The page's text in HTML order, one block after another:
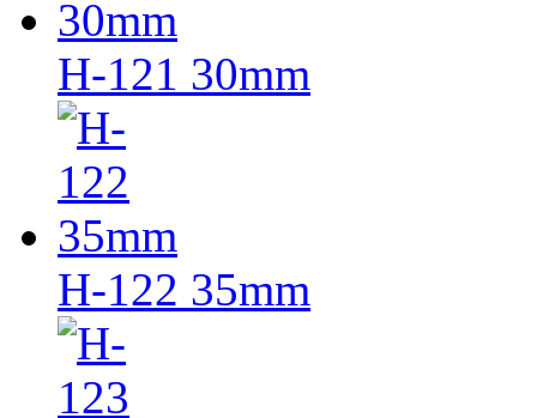
H-121 30mm
H-122 35mm